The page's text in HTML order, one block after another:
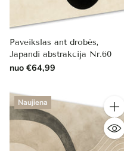
Paveikslas ant drobės,
Japandi abstrakcija Nr.60
nuo €64,99
Naujiena
Kiekis